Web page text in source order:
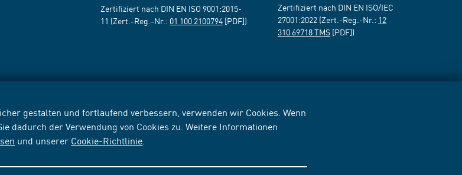
gestalten und fortlaufend verbessern, verwenden wir Cookies. Wenn
dadurch der Verwendung von Cookies zu. Weitere Informationen
und unserer Cookie-Richtlinie
Zertifiziert nach DIN EN ISO 9001:2015-
11 (Zert.-Reg.-Nr.: 01 100 2100794 [PDF])
Zertifiziert nach DIN EN ISO/IEC
27001:2022 (Zert.-Reg.-Nr.: 12
310 69718 TMS [PDF])